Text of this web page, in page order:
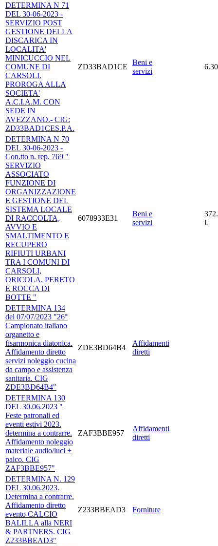
DETERMINA N 71
DEL 30-06-2023 -
SERVIZIO POST
GESTIONE DELLA
DISCARICA IN
LOCALITA'
MINICUCCIO NEL
COMUNE DI
CARSOLI.
PROROGA ALLA
SOCIETA'
A.C.I.A.M. CON
SEDE IN
AVEZZANO.- CIG:
ZD33BAD1CES.P.A.
ZD33BAD1CE
Beni e
servizi
DETERMINA N 70
DEL 30-06-2023 -
Con.tto n. rep. 769 "
SERVIZIO
ASSOCIATO
FUNZIONE DI
ORGANIZZAZIONE
E GESTIONE DEL
SISTEMA LOCALE
DI RACCOLTA,
AVVIO E
SMALTIMENTO E
RECUPERO
RIFIUTI URBANI
TRA I COMUNI DI
CARSOLI,
ORICOLA, PERETO
E ROCCA DI
BOTTE "
6078933E31
Beni e
servizi
€
DETERMINA 134
del 07/07/2023 "26°
Campionato italiano
organetto e
fisarmonica diatonica.
Affidamento diretto
servizi noleggio cucina
da campo e assistenza
sanitaria. CIG
ZDE3BD64B4"
ZDE3BD64B4
Affidamenti
diretti
DETERMINA 130
DEL 30.06.2023 "
Feste patronali ed
eventi estivi 2023.
determina a contrarre.
Affidamento noleggio
materiale audio/luci +
palco. CIG
ZAF3BBE957"
ZAF3BBE957
Affidamenti
diretti
DETERMINA N. 129
DEL 30.06.2023.
Determina a contrarre.
Affidamento diretto
evento CALCIO
BALILLA alla NERI
& PARTNERS. CIG
Z233BBEAD3"
Z233BBEAD3 Forniture